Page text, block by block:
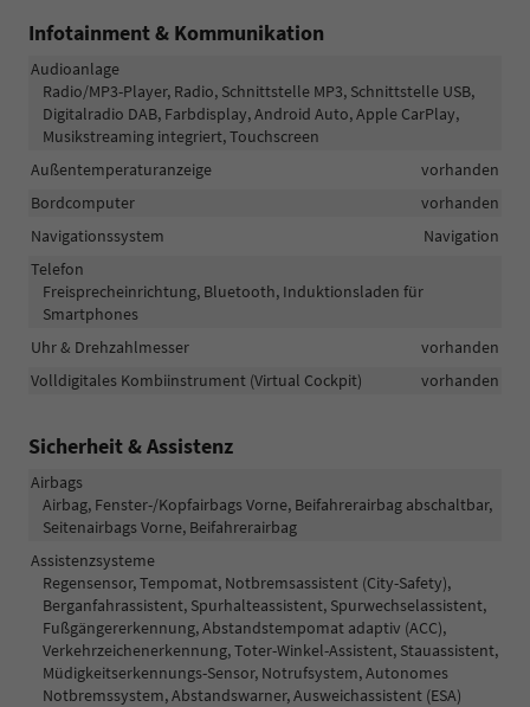
Infotainment & Kommunikation
Audioanlage
Radio/MP3-Player, Radio, Schnittstelle MP3, Schnittstelle USB,
Digitalradio DAB, Farbdisplay, Android Auto, Apple CarPlay,
Musikstreaming integriert, Touchscreen
Außentemperaturanzeige
vorhanden
Bordcomputer
vorhanden
Navigationssystem
Navigation
Telefon
Freisprecheinrichtung, Bluetooth, Induktionsladen für
Smartphones
Uhr & Drehzahlmesser
vorhanden
Volldigitales Kombiinstrument (Virtual Cockpit)
vorhanden
Sicherheit & Assistenz
Airbags
Airbag, Fenster-/Kopfairbags Vorne, Beifahrerairbag abschaltbar,
Seitenairbags Vorne, Beifahrerairbag
Assistenzsysteme
Regensensor, Tempomat, Notbremsassistent (City-Safety),
Berganfahrassistent, Spurhalteassistent, Spurwechselassistent,
Fußgängererkennung, Abstandstempomat adaptiv (ACC),
Verkehrzeichenerkennung, Toter-Winkel-Assistent, Stauassistent,
Müdigkeitserkennungs-Sensor, Notrufsystem, Autonomes
Notbremssystem, Abstandswarner, Ausweichassistent (ESA)